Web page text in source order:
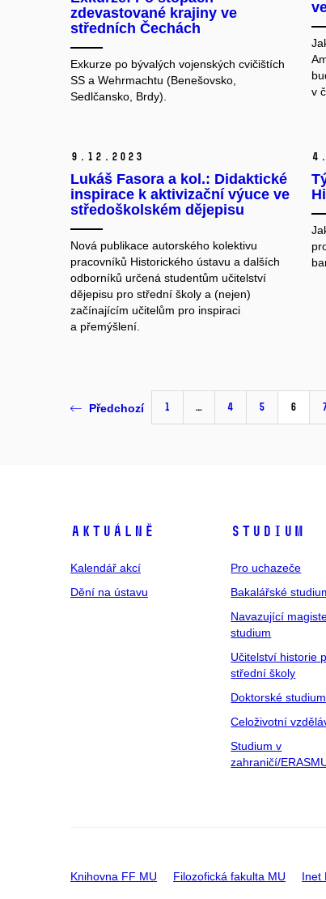
zdevastované krajiny ve
středních Čechách
Exkurze po bývalých vojenských cvičištích
SS a Wehrmachtu (Benešovsko,
Sedlčansko, Brdy).
v
9. 12. 2023
Lukáš Fasora a kol.: Didaktické
inspirace k aktivizační výuce ve
středoškolském dějepisu
Nová publikace autorského kolektivu
pracovníků Historického ústavu a dalších
odborníků určená studentům učitelství
dějepisu pro střední školy a (nejen)
začínajícím učitelům pro inspiraci
a přemýšlení.
4.
Předchozí 1 … 4 5 6
Aktuálně
Kalendář akcí
Dění na ústavu
Studium
Pro uchazeče
Bakalářské
Navazující
studium
Učitelství historie
střední školy
Doktorské studium
Celoživotní
Studium v
zahraničí/
Knihovna FF MU Filozofická fakulta MU Inet